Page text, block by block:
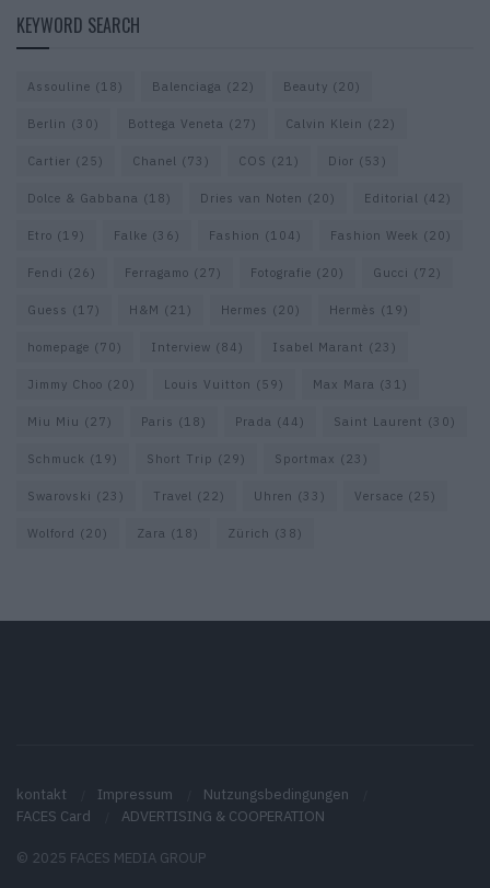
KEYWORD SEARCH
Assouline (18) Balenciaga (22) Beauty (20)
Berlin (30) Bottega Veneta (27) Calvin Klein (22)
Cartier (25) Chanel (73) COS (21) Dior (53)
Dolce & Gabbana (18) Dries van Noten (20) Editorial (42)
Etro (19) Falke (36) Fashion (104) Fashion Week (20)
Fendi (26) Ferragamo (27) Fotografie (20) Gucci (72)
Guess (17) H&M (21) Hermes (20) Hermès (19)
homepage (70) Interview (84) Isabel Marant (23)
Jimmy Choo (20) Louis Vuitton (59) Max Mara (31)
Miu Miu (27) Paris (18) Prada (44) Saint Laurent (30)
Schmuck (19) Short Trip (29) Sportmax (23)
Swarovski (23) Travel (22) Uhren (33) Versace (25)
Wolford (20) Zara (18) Zürich (38)
kontakt Impressum
Nutzungsbedingungen
FACES Card
ADVERTISING & COOPERATION
© 2025 FACES MEDIA GROUP